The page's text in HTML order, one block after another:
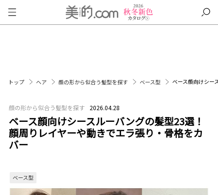
トップ ヘア 顔の形から似合う髪型を探す ベース型 ベース顔向けシー
顔の形から似合う髪型を探す 2026.04.28
ベース顔向けシースルーバングの髪型23選！
顔周りレイヤーや動きでエラ張り・骨格をカ
バー
ベース型